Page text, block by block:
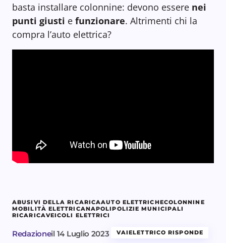
basta installare colonnine: devono essere nei
punti giusti e funzionare. Altrimenti chi la
compra l’auto elettrica?
ABUSIVI DELLA RICARICAAUTO ELETTRICHECOLONNINE
MOBILITÀ ELETTRICANAPOLIPOLIZIE MUNICIPALI
RICARICAVEICOLI ELETTRICI
Redazioneil 14 Luglio 2023 VAIELETTRICO RISPONDE